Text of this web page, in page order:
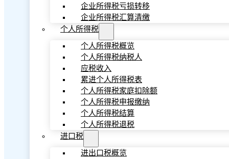
企业所得税亏损转移
企业所得税汇算清缴
个人所得税
个人所得税概览
个人所得税纳税人
应税收入
累进个人所得税表
个人所得税家庭扣除额
个人所得税申报缴纳
个人所得税结算
个人所得税退税
进口税
进出口税概览